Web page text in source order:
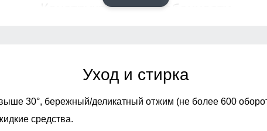
Конструктивные особенности
Опции капюшона
Декоративные
Уход и стирка
30°, бережный/деликатный отжим (не более 600
средства.